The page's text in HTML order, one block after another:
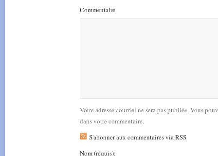
Commentaire
Votre adresse courriel ne sera pas publiée. Vous
dans votre commentaire.
S'abonner aux commentaires via RSS
Nom(requis):